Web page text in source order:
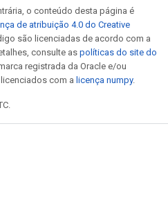
o conteúdo desta página é
de atribuição 4.0 do Creative
são licenciadas de acordo com a
consulte as políticas do site do
registrada da Oracle e/ou
com a licença numpy.